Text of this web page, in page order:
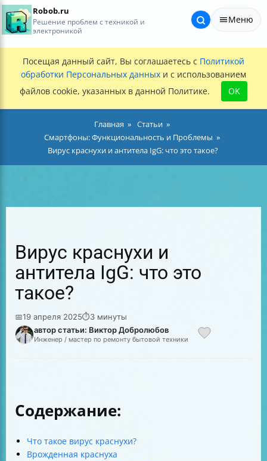
Robob.ru
Решение проблем с техникой и
электроникой
Меню
Посещая данный сайт, Вы соглашаетесь с Политикой
обработки Персональных данных и с использованием
файлов cookie, указанных в данной Политике.
OK
Главная
Статьи
Смартфоны: Функциональность и Проблемы
Вирус краснухи и антитела IgG: что это такое?
Вирус краснухи и
антитела IgG: что это
такое?
📅19 апреля 2025⏱3 минуты
автор статьи: Виктор Добролюбов
Инженер / мастер по ремонту бытовой техники
Содержание:
Что такое вирус краснухи?
Врожденная краснуха